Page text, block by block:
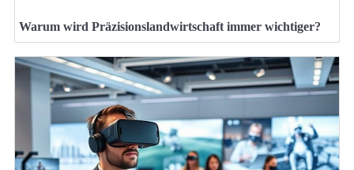
Warum wird Präzisionslandwirtschaft immer wichtiger?